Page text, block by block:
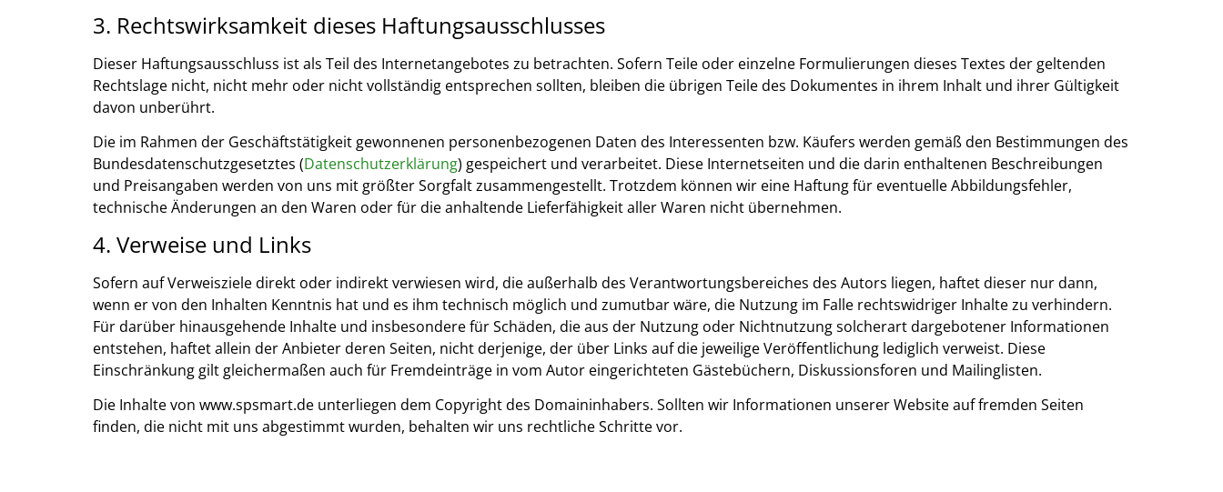
3. Rechtswirksamkeit dieses Haftungsausschlusses
Dieser Haftungsausschluss ist als Teil des Internetangebotes zu betrachten. Sofern Teile oder einzelne Formulierungen dieses Textes der geltenden
Rechtslage nicht, nicht mehr oder nicht vollständig entsprechen sollten, bleiben die übrigen Teile des Dokumentes in ihrem Inhalt und ihrer Gültigkeit
davon unberührt.
Die im Rahmen der Geschäftstätigkeit gewonnenen personenbezogenen Daten des Interessenten bzw. Käufers werden gemäß den Bestimmungen des
Bundesdatenschutzgesetztes (Datenschutzerklärung) gespeichert und verarbeitet. Diese Internetseiten und die darin enthaltenen Beschreibungen
und Preisangaben werden von uns mit größter Sorgfalt zusammengestellt. Trotzdem können wir eine Haftung für eventuelle Abbildungsfehler,
technische Änderungen an den Waren oder für die anhaltende Lieferfähigkeit aller Waren nicht übernehmen.
4. Verweise und Links
Sofern auf Verweisziele direkt oder indirekt verwiesen wird, die außerhalb des Verantwortungsbereiches des Autors liegen, haftet dieser nur dann,
wenn er von den Inhalten Kenntnis hat und es ihm technisch möglich und zumutbar wäre, die Nutzung im Falle rechtswidriger Inhalte zu verhindern.
Für darüber hinausgehende Inhalte und insbesondere für Schäden, die aus der Nutzung oder Nichtnutzung solcherart dargebotener Informationen
entstehen, haftet allein der Anbieter deren Seiten, nicht derjenige, der über Links auf die jeweilige Veröffentlichung lediglich verweist. Diese
Einschränkung gilt gleichermaßen auch für Fremdeinträge in vom Autor eingerichteten Gästebüchern, Diskussionsforen und Mailinglisten.
Die Inhalte von www.spsmart.de unterliegen dem Copyright des Domaininhabers. Sollten wir Informationen unserer Website auf fremden Seiten
finden, die nicht mit uns abgestimmt wurden, behalten wir uns rechtliche Schritte vor.